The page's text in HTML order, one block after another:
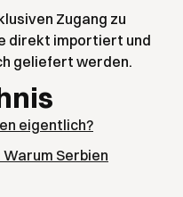
Zugang zu
direkt importiert und
geliefert werden.
eigentlich?
Serbien